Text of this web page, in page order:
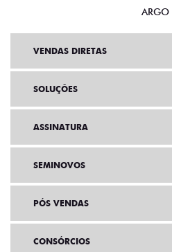
ARGO
VENDAS DIRETAS
SOLUÇÕES
ASSINATURA
SEMINOVOS
PÓS VENDAS
CONSÓRCIOS